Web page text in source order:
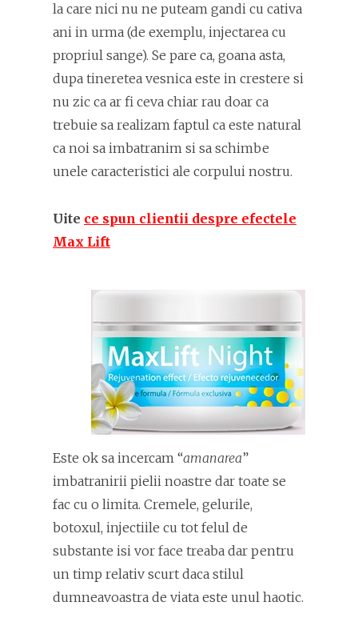
la care nici nu ne puteam gandi cu cativa
ani in urma (de exemplu, injectarea cu
propriul sange). Se pare ca, goana asta,
dupa tineretea vesnica este in crestere si
nu zic ca ar fi ceva chiar rau doar ca
trebuie sa realizam faptul ca este natural
ca noi sa imbatranim si sa schimbe
unele caracteristici ale corpului nostru.
Uite ce spun clientii despre efectele
Max Lift
Este ok sa incercam “amanarea”
imbatranirii pielii noastre dar toate se
fac cu o limita. Cremele, gelurile,
botoxul, injectiile cu tot felul de
substante isi vor face treaba dar pentru
un timp relativ scurt daca stilul
dumneavoastra de viata este unul haotic.